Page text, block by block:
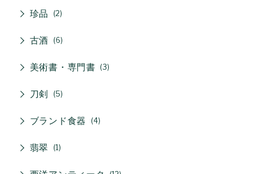
珍品 2
古酒 6
美術書・専門書 3
刀剣 5
ブランド食器 4
翡翠 1